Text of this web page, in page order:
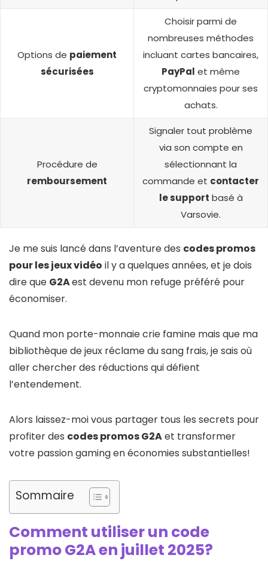
Options de paiement
sécurisées
Choisir parmi de
nombreuses méthodes
incluant cartes bancaires,
PayPal et même
cryptomonnaies pour ses
achats.
Procédure de
remboursement
Signaler tout problème
via son compte en
sélectionnant la
commande et contacter
le support basé à
Varsovie.
Je me suis lancé dans l’aventure des codes promos
pour les jeux vidéo il y a quelques années, et je dois
dire que G2Aest devenu mon refuge préféré pour
économiser.
Quand mon porte-monnaie crie famine mais que ma
bibliothèque de jeux réclame du sang frais, je sais où
aller chercher des réductions qui défient
l’entendement.
Alors laissez-moi vous partager tous les secrets pour
profiter des codes promos G2Aet transformer
votre passion gaming en économies substantielles!
Sommaire
Comment utiliser un code
promo G2A en juillet 2025?